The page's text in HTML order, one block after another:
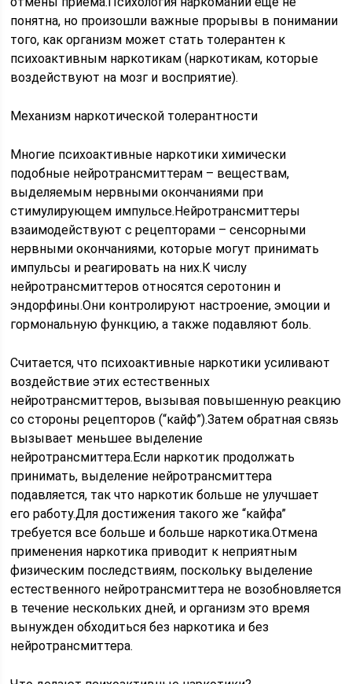
понятна, но произошли важные прорывы в понимании
того, как организм может стать толерантен к
психоактивным наркотикам (наркотикам, которые
воздействуют на мозг и восприятие).
Механизм наркотической толерантности
Многие психоактивные наркотики химически
подобные нейротрансмиттерам – веществам,
выделяемым нервными окончаниями при
стимулирующем импульсе.Нейротрансмиттеры
взаимодействуют с рецепторами – сенсорными
нервными окончаниями, которые могут принимать
импульсы и реагировать на них.К числу
нейротрансмиттеров относятся серотонин и
эндорфины.Они контролируют настроение, эмоции и
гормональную функцию, а также подавляют боль.
Считается, что психоактивные наркотики усиливают
воздействие этих естественных
нейротрансмиттеров, вызывая повышенную реакцию
со стороны рецепторов (“кайф”).Затем обратная связь
вызывает меньшее выделение
нейротрансмиттера.Если наркотик продолжать
принимать, выделение нейротрансмиттера
подавляется, так что наркотик больше не улучшает
его работу.Для достижения такого же “кайфа”
требуется все больше и больше наркотика.Отмена
применения наркотика приводит к неприятным
физическим последствиям, поскольку выделение
естественного нейротрансмиттера не возобновляется
в течение нескольких дней, и организм это время
вынужден обходиться без наркотика и без
нейротрансмиттера.